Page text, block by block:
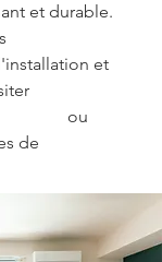
et durable.
et
ou
de